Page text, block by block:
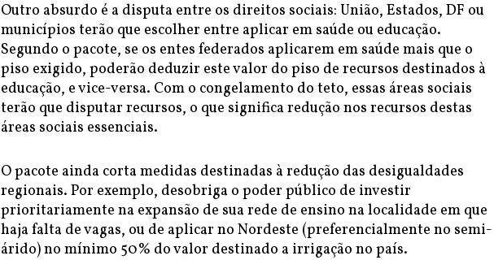
Outro absurdo é a disputa entre os direitos sociais: União, Estados, DF ou
municípios terão que escolher entre aplicar em saúde ou educação.
Segundo o pacote, se os entes federados aplicarem em saúde mais que o
piso exigido, poderão deduzir este valor do piso de recursos destinados à
educação, e vice-versa. Com o congelamento do teto, essas áreas sociais
terão que disputar recursos, o que significa redução nos recursos destas
áreas sociais essenciais.
O pacote ainda corta medidas destinadas à redução das desigualdades
regionais. Por exemplo, desobriga o poder público de investir
prioritariamente na expansão de sua rede de ensino na localidade em que
haja falta de vagas, ou de aplicar no Nordeste (preferencialmente no semi-
árido) no mínimo 50% do valor destinado a irrigação no país.